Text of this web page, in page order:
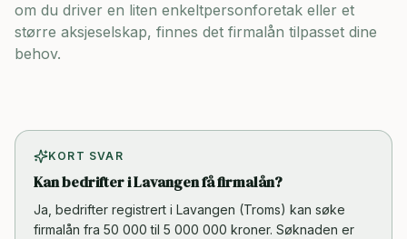
om du driver en liten enkeltpersonforetak eller et
større aksjeselskap, finnes det firmalån tilpasset dine
behov.
KORT SVAR
Kan bedrifter i Lavangen få firmalån?
Ja, bedrifter registrert i Lavangen (Troms) kan søke
firmalån fra 50 000 til 5 000 000 kroner. Søknaden er